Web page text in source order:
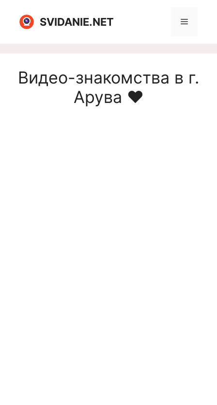
содержимому
SVIDANIE.NET Меню
Видео-знакомства в г.
Арува ❤️